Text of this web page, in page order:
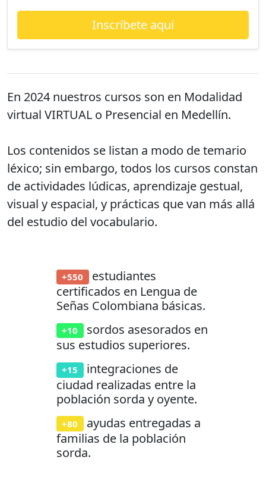
Inscríbete aquí
En 2024 nuestros cursos son en Modalidad
virtual VIRTUAL o Presencial en Medellín.
Los contenidos se listan a modo de temario
léxico; sin embargo, todos los cursos constan
de actividades lúdicas, aprendizaje gestual,
visual y espacial, y prácticas que van más allá
del estudio del vocabulario.
+550
estudiantes
certificados en Lengua de
Señas Colombiana básicas.
+10
sordos asesorados en
sus estudios superiores.
+15
integraciones de
ciudad realizadas entre la
población sorda y oyente.
+80
ayudas entregadas a
familias de la población
sorda.